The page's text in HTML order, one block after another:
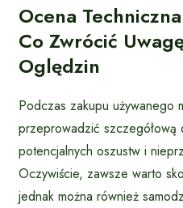
Ocena
Co Zwrócić
Oględzin
Podczas zakupu używanego
przeprowadzić szczegółową
potencjalnych oszustw i
Oczywiście, zawsze warto
jednak można również